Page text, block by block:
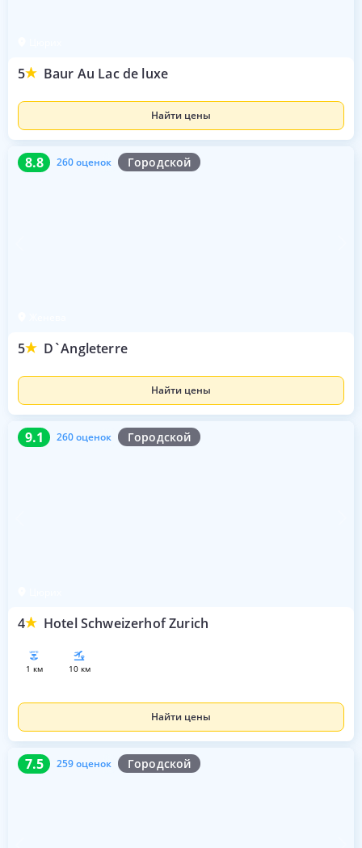
5 Baur Au Lac de luxe
Найти цены
8.8 260 оценок Городской
5 D`Angleterre
8.8 260 оценок
Найти цены
9.1 260 оценок Городской
4 Hotel Schweizerhof Zurich
9.1 260 оценок
1 км 10 км
Найти цены
7.5 259 оценок Городской
7.5 259 оценок